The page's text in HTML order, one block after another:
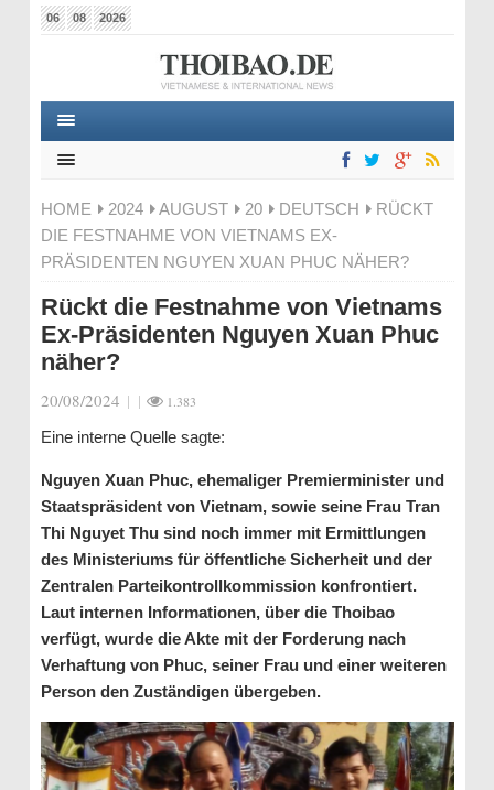
06 08 2026
HOME 2024 AUGUST 20 DEUTSCH
RÜCKT
DIE FESTNAHME VON VIETNAMS EX-
PRÄSIDENTEN NGUYEN XUAN PHUC NÄHER?
Rückt die Festnahme von Vietnams
Ex-Präsidenten Nguyen Xuan Phuc
näher?
20/08/2024 | | 1.383
Eine interne Quelle sagte:
Nguyen Xuan Phuc, ehemaliger Premierminister und
Staatspräsident von Vietnam, sowie seine Frau Tran
Thi Nguyet Thu sind noch immer mit Ermittlungen
des Ministeriums für öffentliche Sicherheit und der
Zentralen Parteikontrollkommission konfrontiert.
Laut internen Informationen, über die Thoibao
verfügt, wurde die Akte mit der Forderung nach
Verhaftung von Phuc, seiner Frau und einer weiteren
Person den Zuständigen übergeben.